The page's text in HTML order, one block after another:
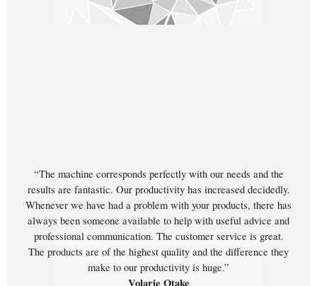
“The machine corresponds perfectly with our needs and the
results are fantastic. Our productivity has increased decidedly.
Whenever we have had a problem with your products, there has
always been someone available to help with useful advice and
professional communication. The customer service is great.
The products are of the highest quality and the difference they
make to our productivity is huge.”
Volarie Otake